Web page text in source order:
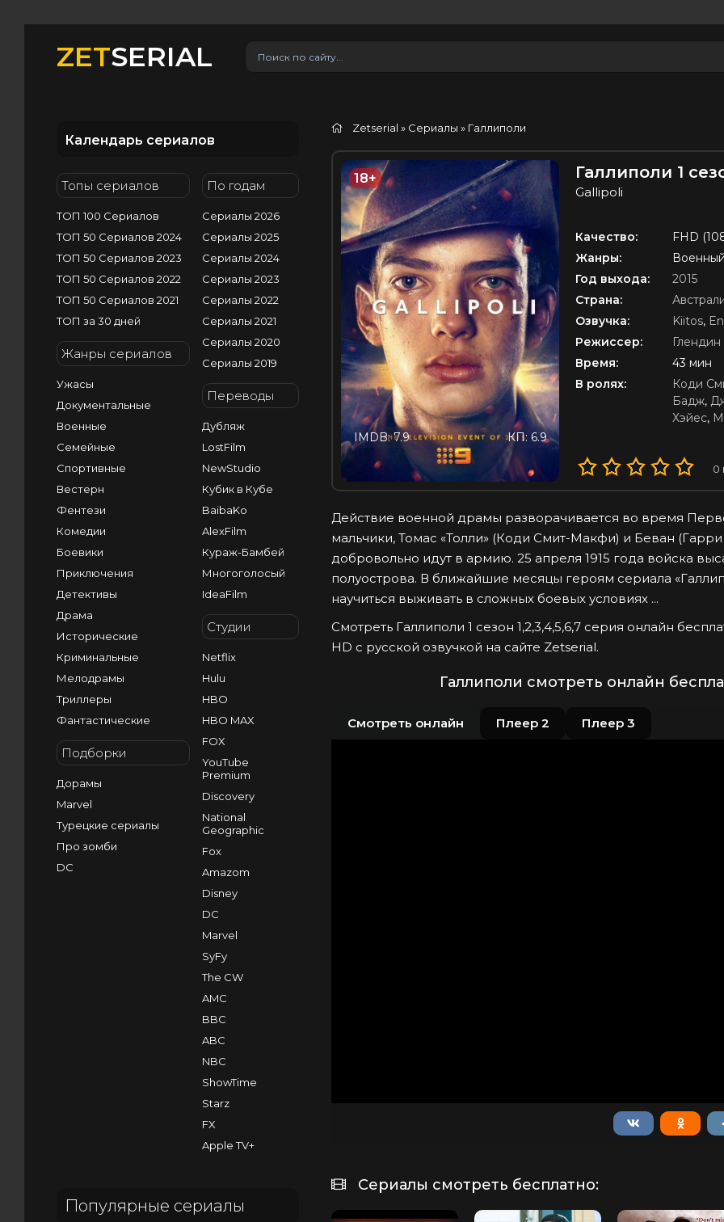
ZETSERIAL
Календарь сериалов
Топы сериалов
ТОП 100 Сериалов
ТОП 50 Сериалов 2024
ТОП 50 Сериалов 2023
ТОП 50 Сериалов 2022
ТОП 50 Сериалов 2021
ТОП за 30 дней
Жанры сериалов
Ужасы
Документальные
Военные
Семейные
Спортивные
Вестерн
Фентези
Комедии
Боевики
Приключения
Детективы
Драма
Исторические
Криминальные
Мелодрамы
Триллеры
Фантастические
Подборки
Дорамы
Marvel
Турецкие сериалы
Про зомби
DC
По годам
Сериалы 2026
Сериалы 2025
Сериалы 2024
Сериалы 2023
Сериалы 2022
Сериалы 2021
Сериалы 2020
Сериалы 2019
Переводы
Дубляж
LostFilm
NewStudio
Кубик в Кубе
BaibaKo
AlexFilm
Кураж-Бамбей
Многоголосый
IdeaFilm
Студии
Netflix
Hulu
HBO
HBO MAX
FOX
YouTube
Premium
Discovery
National
Geographic
Fox
Amazom
Disney
DC
Marvel
SyFy
The CW
AMC
BBC
ABC
NBC
ShowTime
Starz
FX
Apple TV+
Популярные сериалы
Zetserial » Сериалы » Галлиполи
18+
КП: 6.9
IMDB: 7.9
Галлиполи 1
Gallipoli
Качество:
FHD
Жанры:
Год выхода:
2015
Страна:
Озвучка:
Kiitos,
Режиссер:
Время:
43 мин
В ролях:
Коди
Бадж,
Хэйес,
0
Действие военной драмы разворачивается во время
мальчики, Томас «Толли» (Коди Смит-Макфи) и Беван
добровольно идут в армию. 25 апреля 1915 года войска
полуострова. В ближайшие месяцы героям сериала
научиться выживать в сложных боевых условиях ...
Смотреть Галлиполи 1 сезон 1,2,3,4,5,6,7 серия онлайн
HD с русской озвучкой на сайте Zetserial.
Галлиполи смотреть онлайн
Смотреть онлайн Плеер 2 Плеер 3
Сериалы смотреть бесплатно: